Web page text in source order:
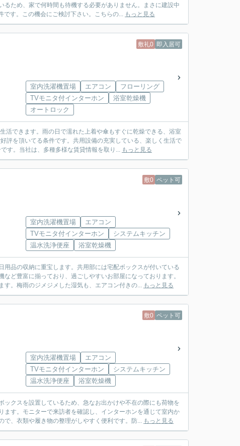
ため、家で何時間も待機する必要がありません。まさに建設中
す。この機会にご検討下さい。こちらの... もっと見る
敷礼0 即入居可
室内洗濯機置場 エアコン
フローリング
TVモニタ付インターホン
浴室乾燥機
オートロック
活できます。雨の日で濡れた上着や傘もすぐに乾燥できる、浴室
評を頂いてる条件です。共用設備の充実している、楽しく生活で
す。当社は、多種多様な賃貸情報を取り... もっと見る
敷0 ペット可
室内洗濯機置場
エアコン
TVモニタ付インターホン
システムキッチン
温水洗浄便座
浴室乾燥機
品の収納に重宝します。共用部には宅配ボックスが付いている
ど豊富に揃っており、過ごしやすいお部屋になっております。
す。梅雨のジメジメした湿気も、エアコン付きの... もっと見る
敷0 ペット可
室内洗濯機置場
エアコン
TVモニタ付インターホン
システムキッチン
温水洗浄便座
浴室乾燥機
クスを設置しているため、急なお出かけや不在の際にも荷物を
す。モニターで来訪者を確認し、インターホンを通じて室内か
で、衣類や履き物の整理がしやすく便利です。防... もっと見る